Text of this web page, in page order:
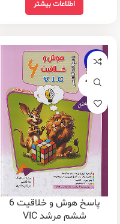
اطلاعات بیشتر
-20%
فروخته
پاسخ هوش و خلاقیت 6
ششم مرشد VIC